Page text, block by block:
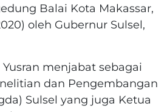
Balai Kota Makassar,
oleh Gubernur Sulsel,
menjabat sebagai
dan Pengembangan
Sulsel yang juga Ketua